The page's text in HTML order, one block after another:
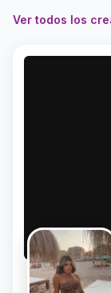
Ver todos los